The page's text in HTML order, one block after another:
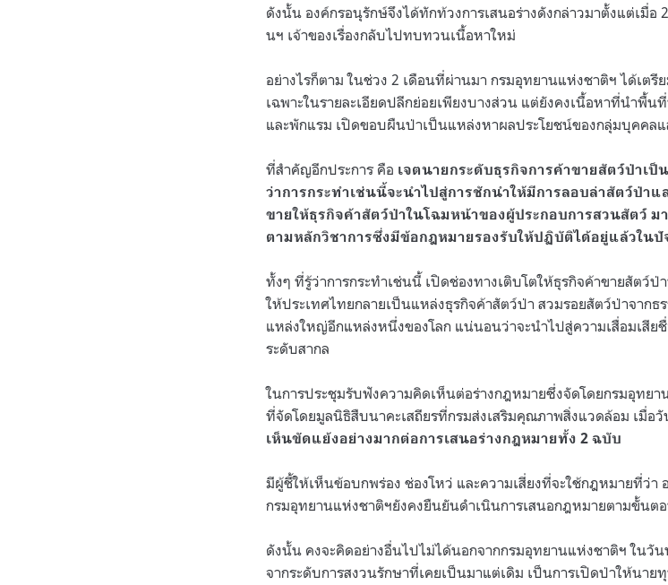
ดังนั้น องค์กรอนุรักษ์จึงได้ทักท้วงการเสนอร่างดังกล่าวมาตั้งแต่เมื่
นฯ เจ้าของเรื่องกลับไปทบทวนเนื้อหาใหม่
อย่างไรก็ตาม ในช่วง 2 เดือนที่ผ่านมา กรมอุทยานแห่งชาติฯ ได้เตรี
เฉพาะในรายละเอียดปลีกย่อยเพียงบางส่วน แต่ยังคงเนื้อหาที่นำพื้
และพักแรม เปิดขอบผืนป่าเป็นแหล่งหาผลประโยชน์ของกลุ่มบุคคลแ
ที่สำคัญอีกประการ คือ เจตนายกระดับธุรกิจการค้าขายสัตว์ป่าเ
ว่าการกระทำเช่นนี้จะนำไปสู่การชักนำให้มีการลอบล่าสัตว์ป่า
ขายให้ธุรกิจค้าสัตว์ป่าในโฉมหน้าของผู้ประกอบการสวนสัตว์ มา
ตามหลักวิชาการซึ่งมีข้อกฎหมายรองรับให้ปฏิบัติได้อยู่แล้วใน
ทั้งๆ ที่รู้ว่าการกระทำเช่นนี้ เปิดช่องทางเติบโตให้ธุรกิจค้าขายสัตว์
ให้ประเทศไทยกลายเป็นแหล่งธุรกิจค้าสัตว์ป่า สวมรอยสัตว์ป่าจากธ
แหล่งใหญ่อีกแหล่งหนึ่งของโลก แน่นอนว่าจะนำไปสู่ความเสื่อมเสีย
ระดับสากล
ในการประชุมรับฟังความคิดเห็นต่อร่างกฎหมายซึ่งจัดโดยกรมอุทย
ที่จัดโดยมูลนิธิสืบนาคะเสถียรที่กรมส่งเสริมคุณภาพสิ่งแวดล้อม เมื่อ
เห็นขัดแย้งอย่างมากต่อการเสนอร่างกฎหมายทั้ง 2 ฉบับ
มีผู้ชี้ให้เห็นข้อบกพร่อง ช่องโหว่ และความเสี่ยงที่จะใช้กฎหมายที่ว่
กรมอุทยานแห่งชาติฯยังคงยืนยันดำเนินการเสนอกฎหมายตามขั้นต
ดังนั้น คงจะคิดอย่างอื่นไปไม่ได้นอกจากกรมอุทยานแห่งชาติฯ ในวั
จากระดับการสงวนรักษาที่เคยเป็นมาแต่เดิม เป็นการเปิดป่าให้นาย